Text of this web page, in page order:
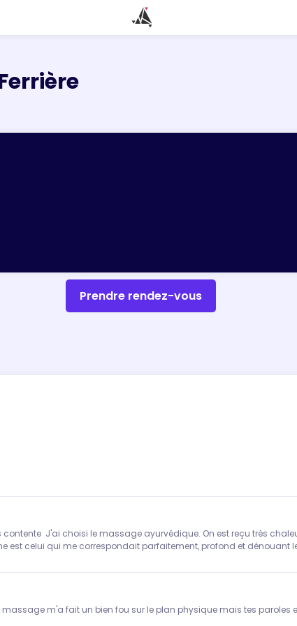
Prendre rendez-vous
J'ai choisi le massage ayurvédique. On est reçu très
est celui qui me correspondait parfaitement, profond et
massage m'a fait un bien fou sur le plan physique mais tes